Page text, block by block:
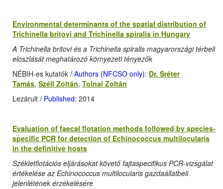
Environmental determinants of the spatial distribution of
Trichinella britovi and Trichinella spiralis in Hungary
A Trichinella britovi és a Trichinella spiralis magyarországi térbeli
eloszlását meghatározó környezeti tényezők
NÉBIH-es kutatók / Authors (NFCSO only): Dr. Sréter
Tamás, Széll Zoltán, Tolnai Zoltán
Lezárult / Published: 2014
Evaluation of faecal flotation methods followed by species-
specific PCR for detection of Echinococcus multilocularis
in the definitive hosts
Székletflotációs eljárásokat követő fajtaspecifikus PCR-vizsgálat
értékelése az Echinococcus multilocularis gazdaállatbeli
jelenlétének érzékelésére